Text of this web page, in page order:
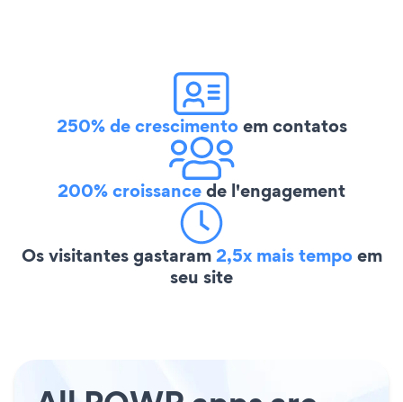
250% de crescimentoem contatos
200% croissancede l'engagement
Os visitantes gastaram2,5x mais tempoem
seu site